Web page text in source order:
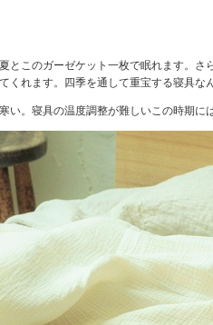
とこのガーゼケット一枚で眠れます。さ
くれます。四季を通して重宝する寝具な
い。寝具の温度調整が難しいこの時期に